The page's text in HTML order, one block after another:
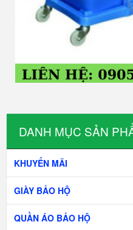
DANH MỤC SẢN
KHUYẾN MÃI
GIÀY BẢO HỘ
QUẦN ÁO BẢO HỘ